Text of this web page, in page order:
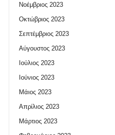
Νοέμβριος 2023
Οκτώβριος 2023
Σεπτέμβριος 2023
Αύγουστος 2023
Ιούλιος 2023
Ιούνιος 2023
Μάιος 2023
Απρίλιος 2023
Μάρτιος 2023